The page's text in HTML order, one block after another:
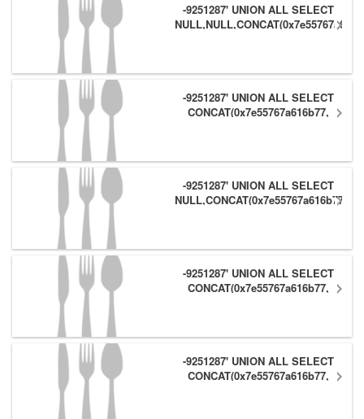
-9251287' UNION ALL SELECT
-9251287' UNION ALL SELECT
CONCAT(0x7e55767a616b77,
-9251287' UNION ALL SELECT
NULL,CONCAT(0x7e55767a616b77,
-9251287' UNION ALL SELECT
CONCAT(0x7e55767a616b77,
-9251287' UNION ALL SELECT
CONCAT(0x7e55767a616b77,